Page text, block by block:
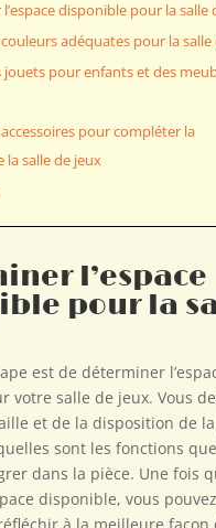
disponible pour la salle
adéquates pour la salle
jouets pour enfants et des
pour compléter la
la salle de jeux
l’espace
pour la
est de déterminer
votre salle de jeux. Vous
et de la disposition de
sont les fonctions
dans la pièce. Une fois
disponible, vous pouvez